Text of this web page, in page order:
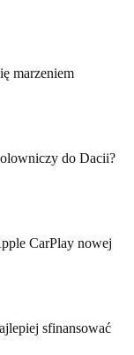
marzeniem
do Dacii?
CarPlay nowej
sfinansować